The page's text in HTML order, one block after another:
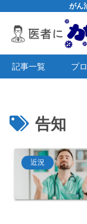
がん
記事一覧 プ
告知
近況